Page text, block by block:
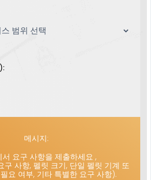
메시지:
서 요구 사항을 제출하세요 ,
구 사항, 펠릿 크기, 단일 펠릿 기계 또
요 여부, 기타 특별한 요구 사항).